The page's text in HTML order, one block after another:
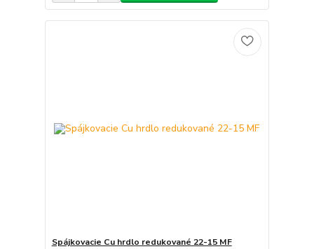
Spájkovacie Cu hrdlo redukované 22-15 MF